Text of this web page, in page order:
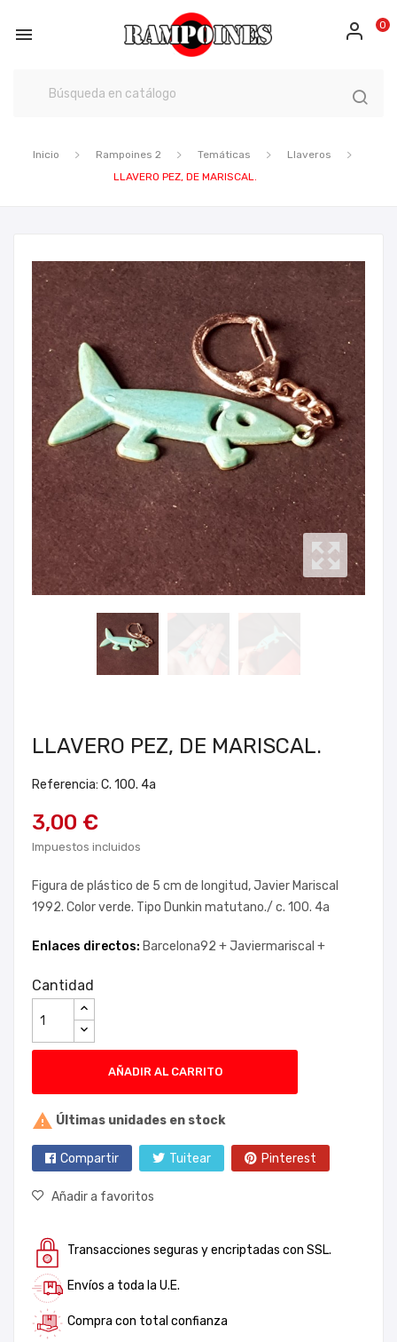
 0
Inicio Rampoines 2 Temáticas
Llaveros
LLAVERO PEZ, DE MARISCAL.
LLAVERO PEZ, DE MARISCAL.
Referencia: C. 100. 4a
3,00 €
Impuestos incluidos
Figura de plástico de 5 cm de longitud, Javier Mariscal
1992. Color verde. Tipo Dunkin matutano./ c. 100. 4a
Enlaces directos: Barcelona92 +Javiermariscal +
Cantidad
AÑADIR AL CARRITO
 Últimas unidades en stock
Compartir Tuitear Pinterest
Añadir a favoritos
Transacciones seguras y encriptadas con SSL.
Envíos a toda la U.E.
Compra con total confianza